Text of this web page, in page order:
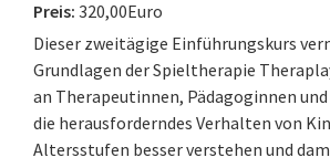
Preis: 320,00Euro
Dieser zweitägige Einführungskurs
Grundlagen der Spieltherapie
an Therapeutinnen, Pädagoginnen
die herausforderndes Verhalten von
Altersstufen besser verstehen und